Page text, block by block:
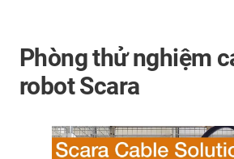
Phòng thử nghiệm
robot Scara